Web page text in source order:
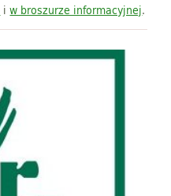
iw broszurze informacyjnej.